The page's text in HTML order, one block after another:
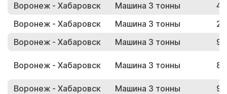
Воронеж - Хабаровск
Машина 3 тонны
Воронеж - Хабаровск
Машина 3 тонны
Воронеж - Хабаровск
Машина 3 тонны
Воронеж - Хабаровск Машина 3 тонны
Воронеж - Хабаровск Машина 3 тонны